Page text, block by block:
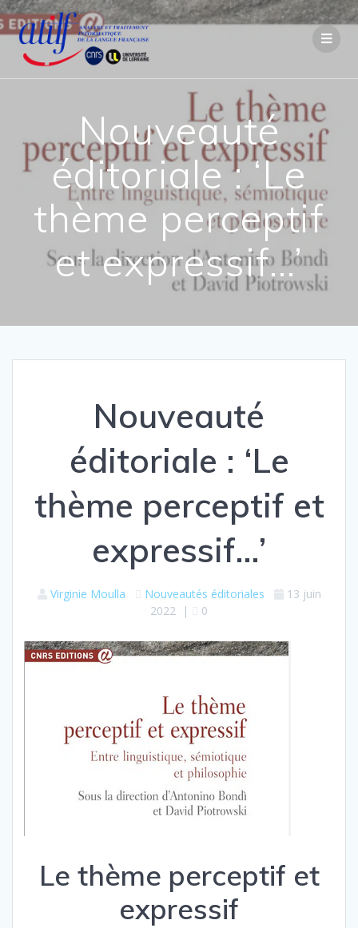
Passer
au
Nouveauté
éditoriale : ‘Le
thème perceptif
et expressif…’
Nouveauté
éditoriale : ‘Le
thème perceptif et
expressif…’
Virginie Moulla Nouveautés éditoriales
13 juin
2022 | 0
Le thème perceptif et
expressif